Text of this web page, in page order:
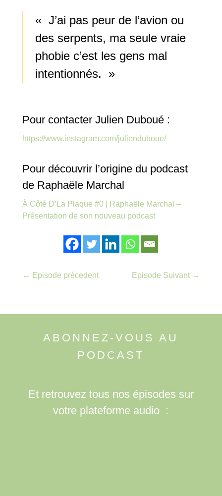
« J’ai pas peur de l’avion ou
des serpents, ma seule vraie
phobie c’est les gens mal
intentionnés. »
Pour contacter Julien Duboué :
https://www.instagram.com/julienduboue/
Pour découvrir l’origine du podcast
de Raphaële Marchal
À Côté D’La Plaque #0 | Raphaële Marchal –
Présentation de son nouveau podcast
← Episode précedent Episode Suivant →
ABONNEZ-VOUS AU
PODCAST
Et retrouvez tous nos épisodes sur
votre plateforme audio :